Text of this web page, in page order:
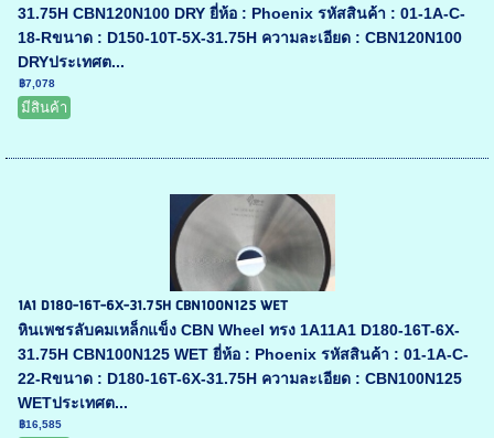
31.75H CBN120N100 DRY ยี่ห้อ : Phoenix รหัสสินค้า : 01-1A-C-
18-Rขนาด : D150-10T-5X-31.75H ความละเอียด : CBN120N100
DRYประเทศต...
฿7,078
มีสินค้า
1A1 D180-16T-6X-31.75H CBN100N125 WET
หินเพชรลับคมเหล็กแข็ง CBN Wheel ทรง 1A11A1 D180-16T-6X-
31.75H CBN100N125 WET ยี่ห้อ : Phoenix รหัสสินค้า : 01-1A-C-
22-Rขนาด : D180-16T-6X-31.75H ความละเอียด : CBN100N125
WETประเทศต...
฿16,585